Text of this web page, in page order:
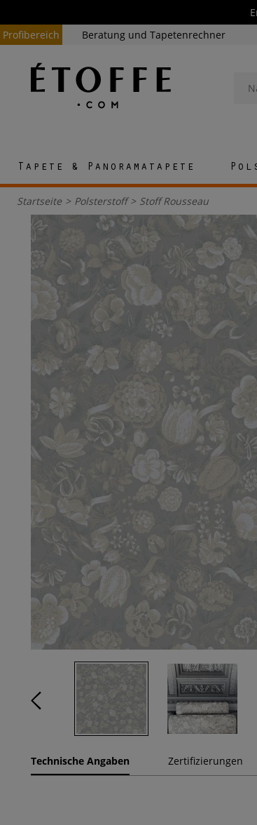
Profibereich
Beratung und Tapetenrechner
Tapete & Panoramatapete
Startseite > Polsterstoff > Stoff Rousseau
Technische Angaben Zertifizierungen